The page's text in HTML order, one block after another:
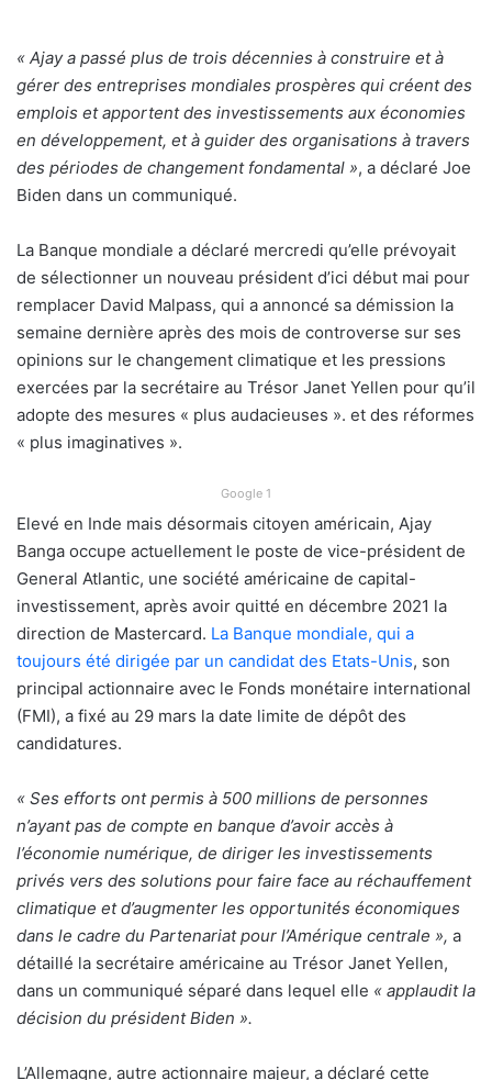
« Ajay a passé plus de trois décennies à construire et à
gérer des entreprises mondiales prospères qui créent des
emplois et apportent des investissements aux économies
en développement, et à guider des organisations à travers
des périodes de changement fondamental », a déclaré Joe
Biden dans un communiqué.
La Banque mondiale a déclaré mercredi qu’elle prévoyait
de sélectionner un nouveau président d’ici début mai pour
remplacer David Malpass, qui a annoncé sa démission la
semaine dernière après des mois de controverse sur ses
opinions sur le changement climatique et les pressions
exercées par la secrétaire au Trésor Janet Yellen pour qu’il
adopte des mesures « plus audacieuses ». et des réformes
« plus imaginatives ».
Google 1
Elevé en Inde mais désormais citoyen américain, Ajay
Banga occupe actuellement le poste de vice-président de
General Atlantic, une société américaine de capital-
investissement, après avoir quitté en décembre 2021 la
direction de Mastercard. La Banque mondiale, qui a
toujours été dirigée par un candidat des Etats-Unis, son
principal actionnaire avec le Fonds monétaire international
(FMI), a fixé au 29 mars la date limite de dépôt des
candidatures.
« Ses efforts ont permis à 500 millions de personnes
n’ayant pas de compte en banque d’avoir accès à
l’économie numérique, de diriger les investissements
privés vers des solutions pour faire face au réchauffement
climatique et d’augmenter les opportunités économiques
dans le cadre du Partenariat pour l’Amérique centrale », a
détaillé la secrétaire américaine au Trésor Janet Yellen,
dans un communiqué séparé dans lequel elle « applaudit la
décision du président Biden ».
L’Allemagne, autre actionnaire majeur, a déclaré cette